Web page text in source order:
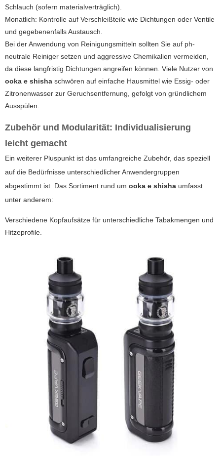
Schlauch (sofern materialverträglich).
Monatlich: Kontrolle auf Verschleißteile wie Dichtungen oder Ventile
und gegebenenfalls Austausch.
Bei der Anwendung von Reinigungsmitteln sollten Sie auf ph-
neutrale Reiniger setzen und aggressive Chemikalien vermeiden,
da diese langfristig Dichtungen angreifen können. Viele Nutzer von
ooka e shisha schwören auf einfache Hausmittel wie Essig- oder
Zitronenwasser zur Geruchsentfernung, gefolgt von gründlichem
Ausspülen.
Zubehör und Modularität: Individualisierung
leicht gemacht
Ein weiterer Pluspunkt ist das umfangreiche Zubehör, das speziell
auf die Bedürfnisse unterschiedlicher Anwendergruppen
abgestimmt ist. Das Sortiment rund um ooka e shisha umfasst
unter anderem:
Verschiedene Kopfaufsätze für unterschiedliche Tabakmengen und
Hitzeprofile.